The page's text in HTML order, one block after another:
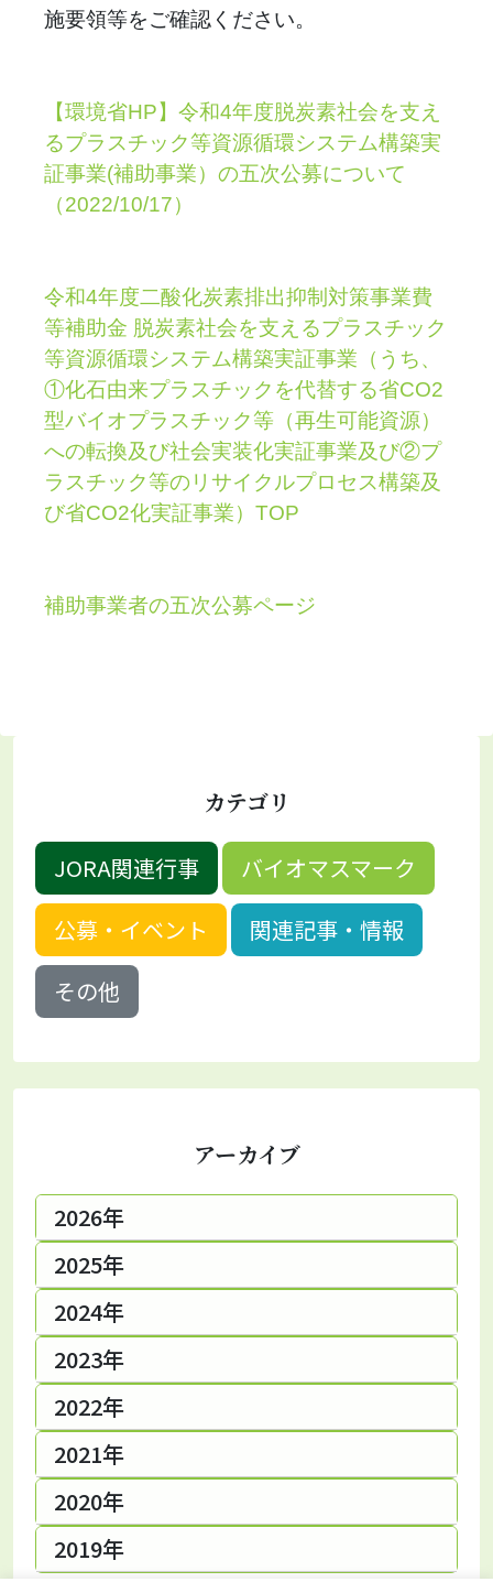
施要領等をご確認ください。
【環境省HP】令和4年度脱炭素社会を支え
るプラスチック等資源循環システム構築実
証事業(補助事業）の五次公募について
（2022/10/17）
令和4年度二酸化炭素排出抑制対策事業費
等補助金 脱炭素社会を支えるプラスチック
等資源循環システム構築実証事業（うち、
①化石由来プラスチックを代替する省CO2
型バイオプラスチック等（再生可能資源）
への転換及び社会実装化実証事業及び②プ
ラスチック等のリサイクルプロセス構築及
び省CO2化実証事業）TOP
補助事業者の五次公募ページ
カテゴリ
JORA関連行事
バイオマスマーク
公募・イベント
関連記事・情報
その他
アーカイブ
2026年
2025年
2024年
2023年
2022年
2021年
2020年
2019年